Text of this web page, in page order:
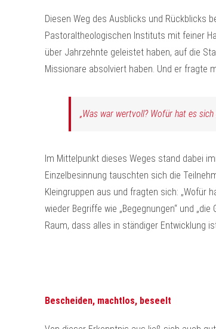
Diesen Weg des Ausblicks und Rückblicks
Pastoraltheologischen Instituts mit feiner
über Jahrzehnte geleistet haben, auf die
Missionare absolviert haben. Und er fragte
„Was war wertvoll? Wofür hat es
Im Mittelpunkt dieses Weges stand dabei
Einzelbesinnung tauschten sich die
Kleingruppen aus und fragten sich: „Wofür
wieder Begriffe wie „Begegnungen“ und
Raum, dass alles in ständiger Entwicklung
Bescheiden, machtlos, beseelt